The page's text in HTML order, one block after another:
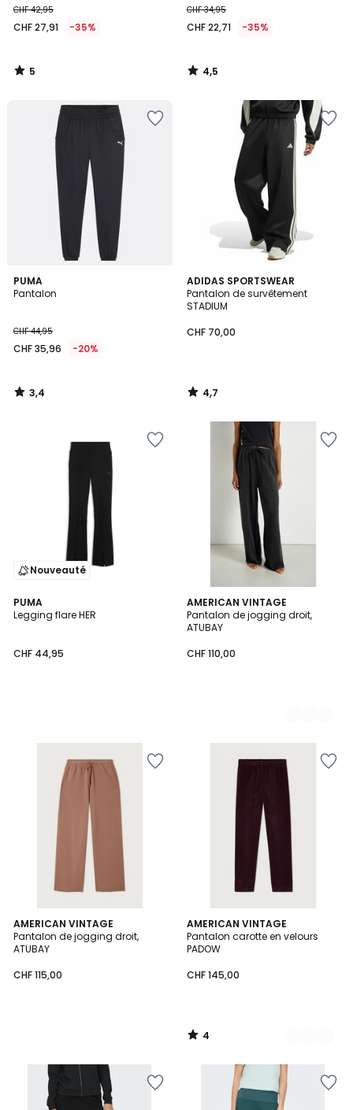
CHF 42,95
CHF 27,91 -35%
5
/
CHF 34,95
CHF 22,71 -35%
4,5
/
PUMA
Pantalon
CHF 44,95
CHF 35,96 -20%
3,4
/ 5
3,4
/
ADIDAS SPORTSWEAR
Pantalon de survêtement
STADIUM
CHF 70,00
4,7
/ 5
4,7
/
Nouveauté
PUMA
Legging flare HER
CHF 44,95
AMERICAN VINTAGE
Pantalon de jogging droit,
ATUBAY
CHF 110,00
2
Couleurs
AMERICAN VINTAGE
Pantalon de jogging droit,
ATUBAY
CHF 115,00
AMERICAN VINTAGE
Pantalon carotte en velours
PADOW
CHF 145,00
4
/
5
2
Couleurs
4
/